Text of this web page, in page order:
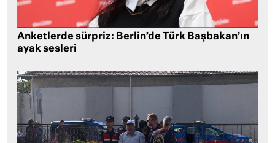
Anketlerde sürpriz: Berlin’de Türk Başbakan’ın
ayak sesleri